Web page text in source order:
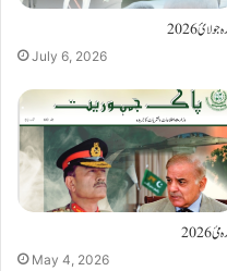
جولائ 2026
July 6, 2026
2026
May 4, 2026